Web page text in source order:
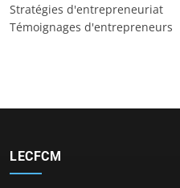
Stratégies d'entrepreneuriat
Témoignages d'entrepreneurs
LECFCM